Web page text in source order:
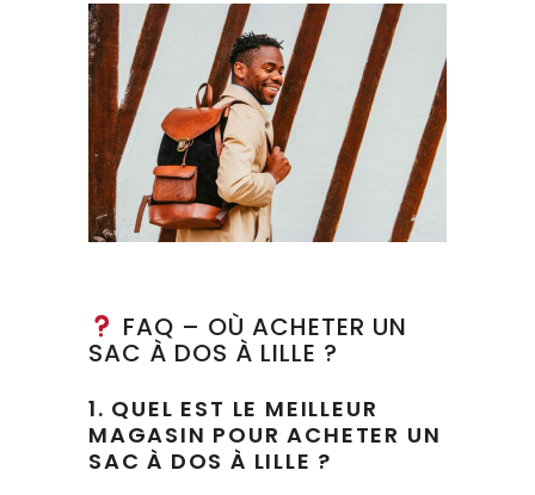
FAQ – OÙ ACHETER UN
SAC À DOS À LILLE ?
1. QUEL EST LE MEILLEUR
MAGASIN POUR ACHETER UN
SAC À DOS À LILLE ?